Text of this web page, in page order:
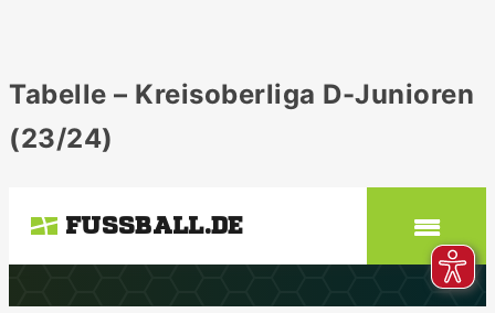
Tabelle – Kreisoberliga D-Junioren
(23/24)